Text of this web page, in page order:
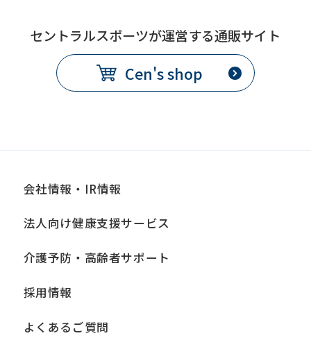
セントラルスポーツが運営する通販サイト
Cen's shop
会社情報・IR情報
法人向け健康支援サービス
介護予防・高齢者サポート
採用情報
よくあるご質問